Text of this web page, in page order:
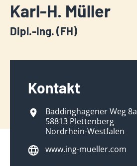
Karl-H. Müller
Dipl.-Ing. (FH)
Kontakt
Baddinghagener Weg 8a
58813 Plettenberg
Nordrhein-Westfalen
www.ing-mueller.com